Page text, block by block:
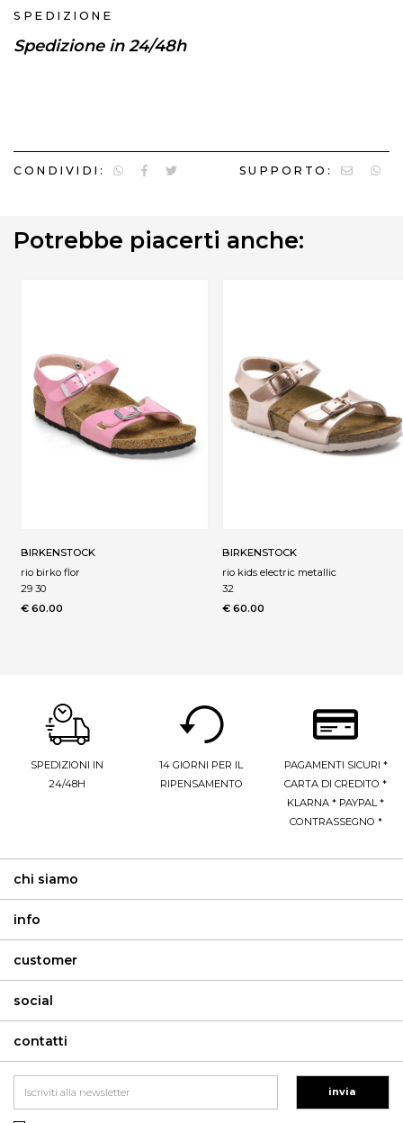
SPEDIZIONE
Spedizione in 24/48h
CONDIVIDI: SUPPORTO:
Potrebbe piacerti anche:
BIRKENSTOCK
rio birko flor
29 30
€ 60.00
BIRKENSTOCK
rio kids electric metallic
32
€ 60.00
SPEDIZIONI IN
24/48H
14 GIORNI PER IL
RIPENSAMENTO
PAGAMENTI SICURI *
CARTA DI CREDITO *
KLARNA * PAYPAL *
CONTRASSEGNO *
chi siamo
info
customer
social
contatti
invia